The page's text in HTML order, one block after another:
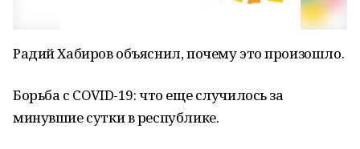
Радий Хабиров объяснил, почему это произошло.
Борьба с COVID-19: что еще случилось за
минувшие сутки в республике.